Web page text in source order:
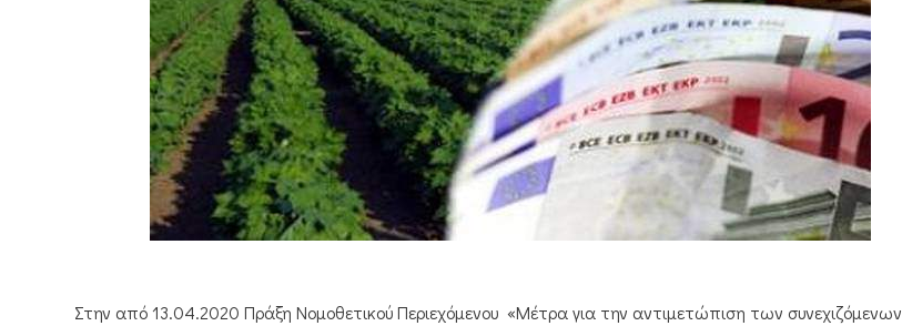
Στην από 13.04.2020 Πράξη Νομοθετικού Περιεχόμενου «Μέτρα για την αντιμετώπιση των συνεχιζόμενων